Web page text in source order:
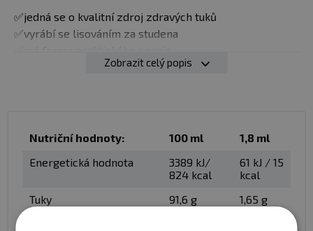
✅jedná se o kvalitní zdroj zdravých tuků
✅vyrábí se lisováním za studena
✅snadno se dávkuje
studené kuchyni.Můžete ho nanést na pečivo při
Stejně tak ho můžete použít
při přípravě nepečených
dezertů,
Zobrazit celý popis
Nutriční hodnoty: 100 ml
1,8 ml
Energetická hodnota
3389 kJ/
824 kcal
61 kJ / 15
kcal
Tuky
91,6 g
1,65 g